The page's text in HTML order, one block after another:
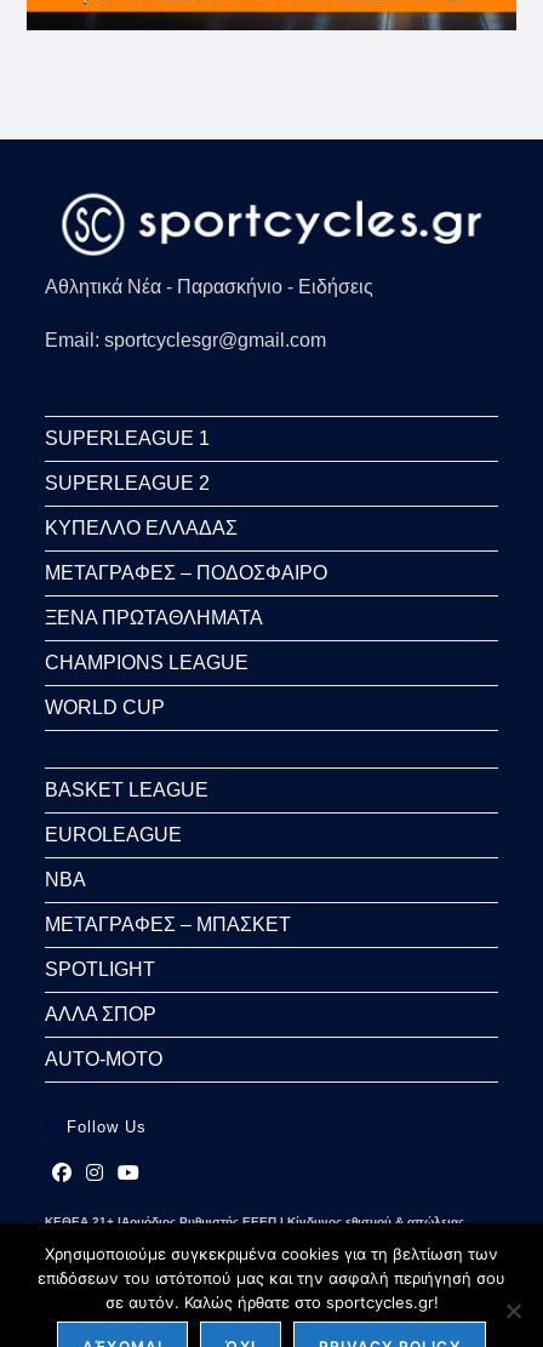
Αθλητικά Νέα - Παρασκήνιο - Ειδήσεις
Email: sportcyclesgr@gmail.com
SUPERLEAGUE 1
SUPERLEAGUE 2
ΚΥΠΕΛΛΟ ΕΛΛΑΔΑΣ
ΜΕΤΑΓΡΑΦΕΣ – ΠΟΔΟΣΦΑΙΡΟ
ΞΕΝΑ ΠΡΩΤΑΘΛΗΜΑΤΑ
CHAMPIONS LEAGUE
WORLD CUP
BASKET LEAGUE
EUROLEAGUE
NBA
ΜΕΤΑΓΡΑΦΕΣ – ΜΠΑΣΚΕΤ
SPOTLIGHT
ΑΛΛΑ ΣΠΟΡ
AUTO-MOTO
Follow Us
in
a
new
in
a
new
tab
in
a
new
tab
ΚΕΘΕΑ 21+ |Αρμόδιος Ρυθμιστής ΕΕΕΠ | Κίνδυνος εθισμού & απώλειας
Χρησιμοποιούμε συγκεκριμένα cookies για τη βελτίωση των
επιδόσεων του ιστότοπού μας και την ασφαλή περιήγησή σου
σε αυτόν. Καλώς ήρθατε στο sportcycles.gr!